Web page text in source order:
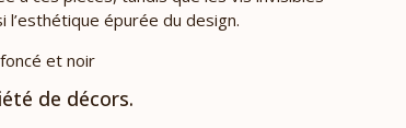
épurée du design.
et noir
de décors.